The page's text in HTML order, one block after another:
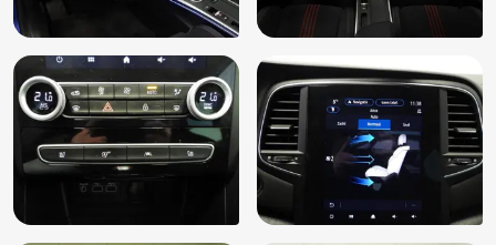
Metaalkleur
Multimedia-voorbereiding
Navigatiesysteem full map
Pack Easy Link
Pack Safety
Parkeersensor achter
Parkeersensor voor
Passagiersairbag